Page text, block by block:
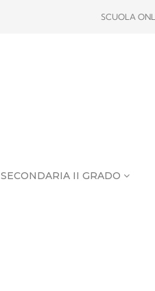
SCUOLA
SECONDARIA II GRADO